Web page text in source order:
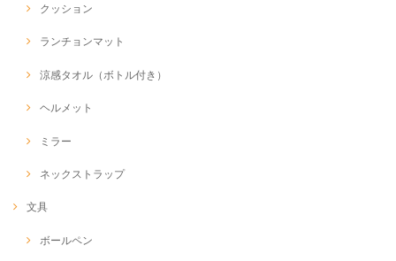
クッション
ランチョンマット
涼感タオル（ボトル付き）
ヘルメット
ミラー
ネックストラップ
文具
ボールペン